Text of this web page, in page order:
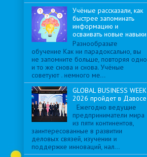
Учёные рассказали, как
быстрее запоминать
информацию и
осваивать новые навыки
Разнообразьте
обучение Как ни парадоксально, вы
не запомните больше, повторяя одно
и то же снова и снова. Учёные
советуют . немного ме...
GLOBAL BUSINESS WEEK
2026 пройдет в Давосе
Ежегодно ведущие
предприниматели мира
из пяти континентов,
заинтересованные в развитии
деловых связей, изучении и
поддержке инноваций, нал...